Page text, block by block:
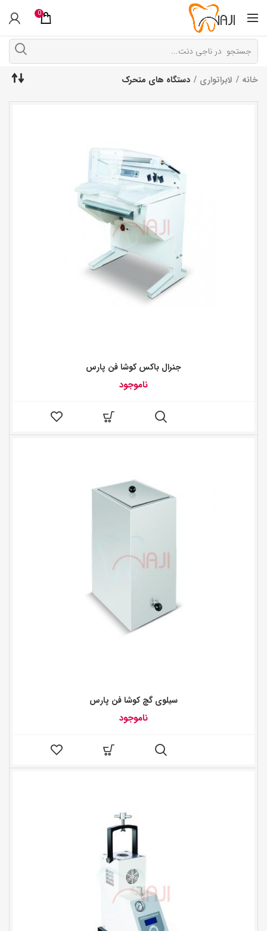
0
خانه لابراتواری دستگاه های متحرک
جنرال باکس کوشا فن پارس
ناموجود
سیلوی گچ کوشا فن پارس
ناموجود